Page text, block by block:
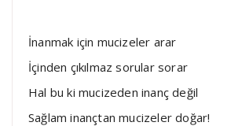
İnanmak için mucizeler arar
İçinden çıkılmaz sorular sorar
Hal bu ki mucizeden inanç değil
Sağlam inançtan mucizeler doğar!